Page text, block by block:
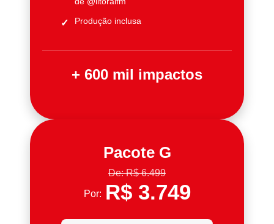
Produção inclusa
+ 600 mil impactos
Pacote G
De: R$ 6.499
Por: R$ 3.749